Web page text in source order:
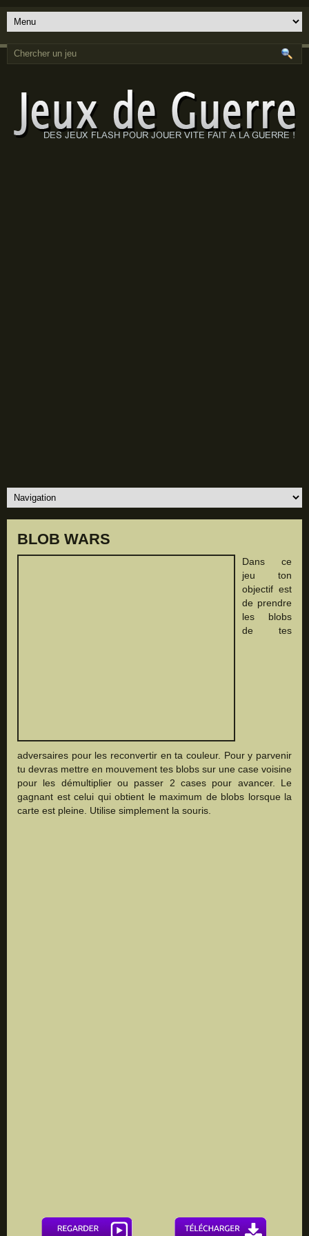
BLOB WARS
Dans ce
jeu ton
objectif est
de prendre
les blobs
de tes
adversaires pour les reconvertir en ta couleur. Pour y parvenir
tu devras mettre en mouvement tes blobs sur une case voisine
pour les démultiplier ou passer 2 cases pour avancer. Le
gagnant est celui qui obtient le maximum de blobs lorsque la
carte est pleine. Utilise simplement la souris.